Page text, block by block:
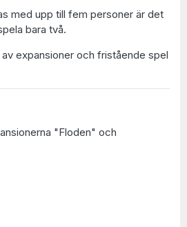
med upp till fem personer är det
bara två.
expansioner och fristående spel
"Floden" och